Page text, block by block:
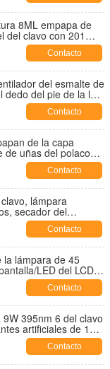
8ML empapa de
del clavo con 201
Contacto
del esmalte de
dedo del pie de la luz
iris LED de 9W 110V
Contacto
de la capa
de uñas del polaco
Contacto
lámpara
secador del
Contacto
la lámpara de 45
LED del LCD
Contacto
395nm 6 del clavo
artificiales de 1
Contacto